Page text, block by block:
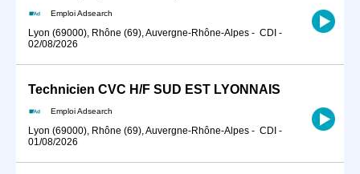
Emploi Adsearch
Lyon (69000), Rhône (69), Auvergne-Rhône-Alpes - CDI -
02/08/2026
Technicien CVC H/F SUD EST LYONNAIS
Emploi Adsearch
Lyon (69000), Rhône (69), Auvergne-Rhône-Alpes - CDI -
01/08/2026